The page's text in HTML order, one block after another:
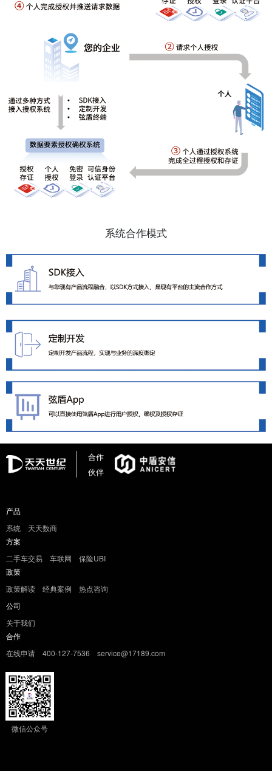
系统合作模式
合作
伙伴
产品
系统
天天数商
方案
二手车交易
车联网
保险UBI
政策
政策解读
经典案例
热点咨询
公司
关于我们
合作
在线申请
400-127-7536 service@17189.com
微信公众号